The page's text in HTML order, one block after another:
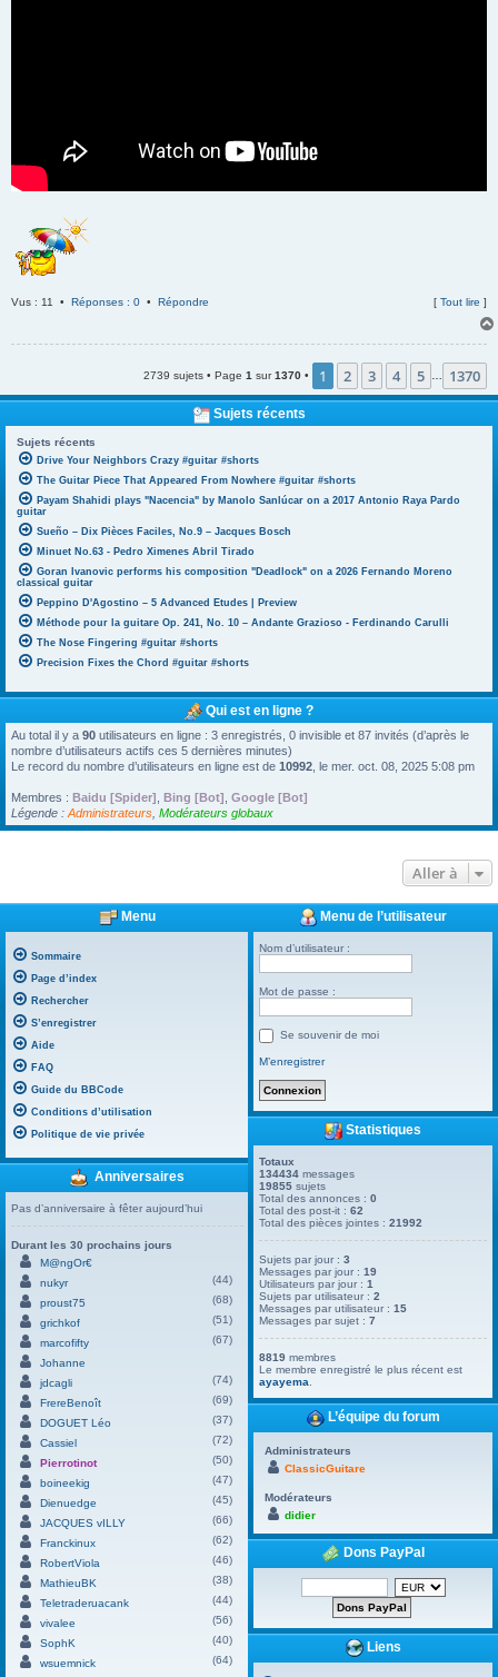
Vus : 11 • Réponses : 0 • Répondre [ Tout lire ]
2739 sujets • Page 1 sur1370 • 1 2 3 4 5 1370
Sujets récents
Sujets récents
Drive Your Neighbors Crazy #guitar #shorts
The Guitar Piece That Appeared From Nowhere #guitar #shorts
Payam Shahidi plays "Nacencia" by Manolo Sanlúcar on a 2017 Antonio Raya Pardo
guitar
Sueño – Dix Pièces Faciles, No.9 – Jacques Bosch
Minuet No.63 - Pedro Ximenes Abril Tirado
Goran Ivanovic performs his composition "Deadlock" on a 2026 Fernando Moreno
classical guitar
Peppino D'Agostino – 5 Advanced Etudes | Preview
Méthode pour la guitare Op. 241, No. 10 – Andante Grazioso - Ferdinando Carulli
The Nose Fingering #guitar #shorts
Precision Fixes the Chord #guitar #shorts
Qui est en ligne ?
Au total il y a 90 utilisateurs en ligne : 3 enregistrés, 0 invisible et 87 invités (d’après le
nombre d’utilisateurs actifs ces 5 dernières minutes)
Le record du nombre d’utilisateurs en ligne est de 10992 , le mer. oct. 08, 2025 5:08 pm
Membres : Baidu [Spider] Bing [Bot] Google [Bot]
Légende : Administrateurs Modérateurs globaux
Aller à
Menu
Sommaire
Page d’index
Rechercher
S’enregistrer
Aide
FAQ
Guide du BBCode
Conditions d’utilisation
Politique de vie privée
Anniversaires
Pas d’anniversaire à fêter aujourd’hui
Durant les 30 prochains jours
M@ngOr€
nukyr
(44)
proust75
(68)
grichkof
(51)
marcofifty
(67)
Johanne
jdcagli
(74)
FrereBenoît
(69)
DOGUET Léo
(37)
Cassiel
(72)
Pierrotinot
(50)
boineekig
(47)
Dienuedge
(45)
JACQUES vILLY
(66)
Franckinux
(62)
RobertViola
(46)
MathieuBK
(38)
Teletraderuacank
(44)
vivalee
(56)
SophK
(40)
wsuemnick
(64)
Menu de l’utilisateur
Nom d’utilisateur :
Mot de passe :
Se souvenir de moi
M’enregistrer
Statistiques
Totaux
134434 messages
19855 sujets
Total des annonces :0
Total des post-it :62
Total des pièces jointes :21992
Sujets par jour :3
Messages par jour :19
Utilisateurs par jour :1
Sujets par utilisateur :2
Messages par utilisateur :15
Messages par sujet :7
8819 membres
Le membre enregistré le plus récent est
ayayema
L’équipe du forum
Administrateurs
ClassicGuitare
Modérateurs
didier
Dons PayPal
Liens